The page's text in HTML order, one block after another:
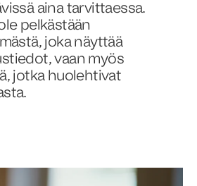
aina tarvittaessa.
pelkästään
joka näyttää
vaan myös
jotka huolehtivat